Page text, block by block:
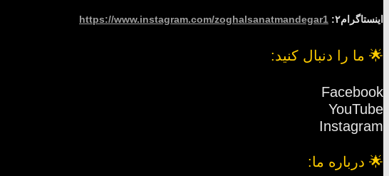
اینستاگرام۲: https://www.instagram.com/zoghalsanatmandegar1
🌟 ما را دنبال کنید:
Facebook
YouTube
Instagram
🌟 درباره ما: